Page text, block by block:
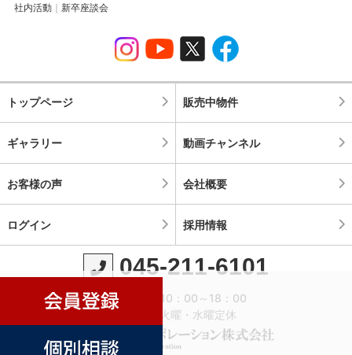
社内活動
新卒座談会
トップページ 販売中物件
ギャラリー 動画チャンネル
お客様の声 会社概要
ログイン 採用情報
045-211-6101
営業時間：10：00～18：00
定休日：火曜・水曜定休